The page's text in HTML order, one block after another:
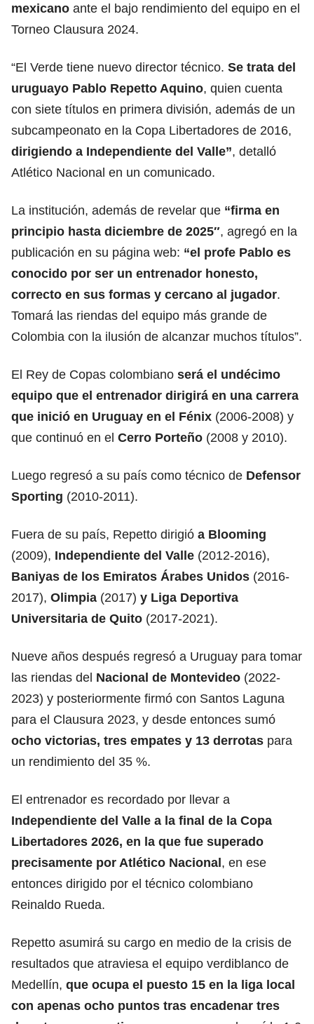
mexicano ante el bajo rendimiento del equipo en el
Torneo Clausura 2024.
“El Verde tiene nuevo director técnico. Se trata del
uruguayo Pablo Repetto Aquino, quien cuenta
con siete títulos en primera división, además de un
subcampeonato en la Copa Libertadores de 2016,
dirigiendo a Independiente del Valle”, detalló
Atlético Nacional en un comunicado.
La institución, además de revelar que “firma en
principio hasta diciembre de 2025″, agregó en la
publicación en su página web: “el profe Pablo es
conocido por ser un entrenador honesto,
correcto en sus formas y cercano al jugador.
Tomará las riendas del equipo más grande de
Colombia con la ilusión de alcanzar muchos títulos”.
El Rey de Copas colombiano será el undécimo
equipo que el entrenador dirigirá en una carrera
que inició en Uruguay en el Fénix (2006-2008) y
que continuó en el Cerro Porteño (2008 y 2010).
Luego regresó a su país como técnico de Defensor
Sporting (2010-2011).
Fuera de su país, Repetto dirigió a Blooming
(2009), Independiente del Valle (2012-2016),
Baniyas de los Emiratos Árabes Unidos (2016-
2017), Olimpia (2017) y Liga Deportiva
Universitaria de Quito (2017-2021).
Nueve años después regresó a Uruguay para tomar
las riendas del Nacional de Montevideo (2022-
2023) y posteriormente firmó con Santos Laguna
para el Clausura 2023, y desde entonces sumó
ocho victorias, tres empates y 13 derrotas para
un rendimiento del 35 %.
El entrenador es recordado por llevar a
Independiente del Valle a la final de la Copa
Libertadores 2026, en la que fue superado
precisamente por Atlético Nacional, en ese
entonces dirigido por el técnico colombiano
Reinaldo Rueda.
Repetto asumirá su cargo en medio de la crisis de
resultados que atraviesa el equipo verdiblanco de
Medellín, que ocupa el puesto 15 en la liga local
con apenas ocho puntos tras encadenar tres